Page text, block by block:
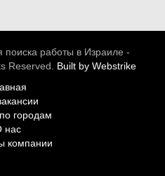
работы в Израиле -
Reserved. Built by Webstrike
городам
нас
компании